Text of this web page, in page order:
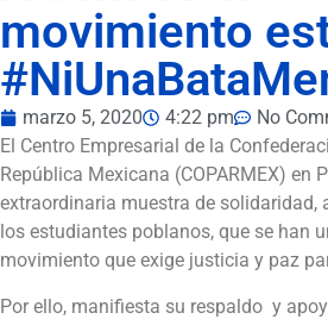
movimiento
marzo 5, 2020 4:22 pm
No
El Centro Empresarial de la
República Mexicana (COPARMEX) en
extraordinaria muestra de solidaridad,
los estudiantes poblanos, que se han
movimiento que exige justicia y paz
Por ello, manifiesta su respaldo y